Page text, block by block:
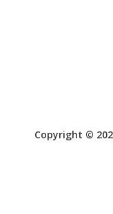
Copyright ©